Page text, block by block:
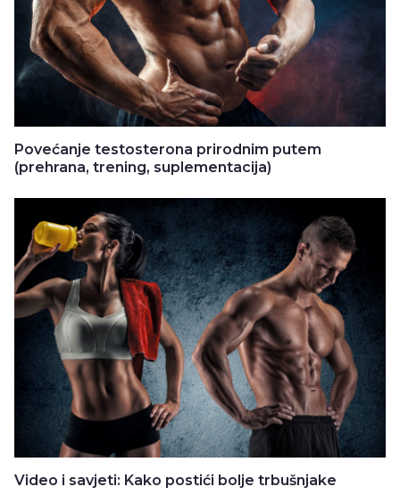
Povećanje testosterona prirodnim putem
(prehrana, trening, suplementacija)
Video i savjeti: Kako postići bolje trbušnjake